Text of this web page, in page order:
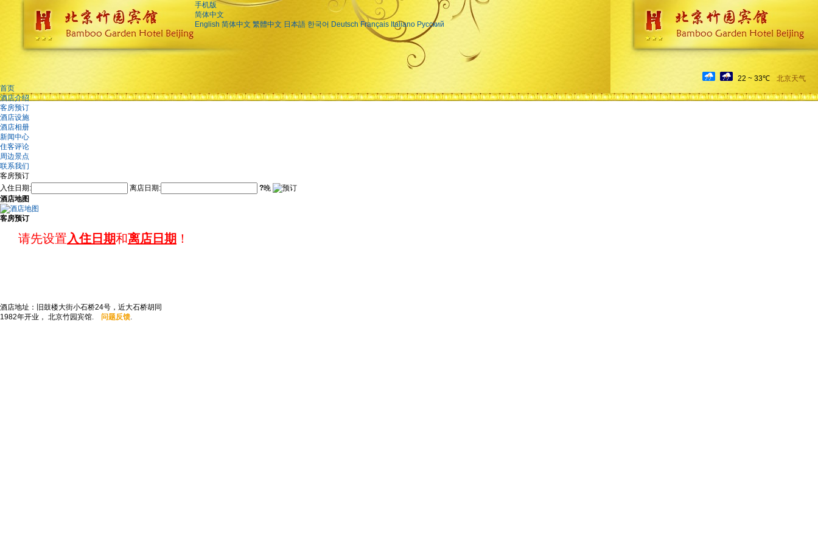
手机版
简体中文
English 简体中文 繁體中文 日本語 한국어 Deutsch Français Italiano Русский
22 ~ 33℃
北京天气
首页
酒店介绍
客房预订
酒店设施
酒店相册
新闻中心
住客评论
周边景点
联系我们
客房预订
入住日期:
离店日期: ?晚
酒店地图
客房预订
请先设置入住日期和离店日期 ！
酒店地址：旧鼓楼大街小石桥24号，近大石桥胡同
1982年开业， 北京竹园宾馆. 问题反馈.